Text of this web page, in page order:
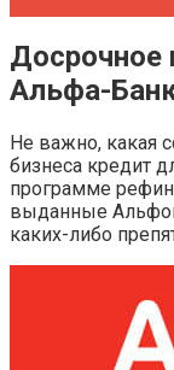
Досрочное
Альфа-
Не важно, какая
бизнеса кредит
программе
выданные
каких-либо